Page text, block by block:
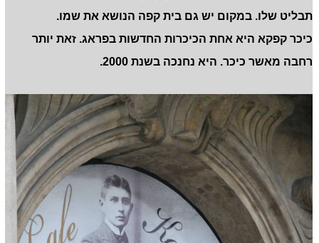
תבליט שלו. במקום יש גם בית קפה הנושא את שמו.
כיכר קפקא היא אחת הכיכרות החדשות בפראג. זאת יותר
רחבה מאשר כיכר. היא נחנכה בשנת 2000.